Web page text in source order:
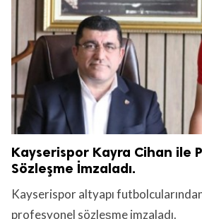
Kayserispor Kayra Cihan ile
Sözleşme İmzaladı.
Kayserispor altyapı
profesyonel sözleşme imzaladı.